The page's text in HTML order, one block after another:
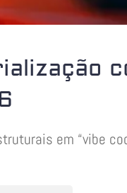
em “vibe